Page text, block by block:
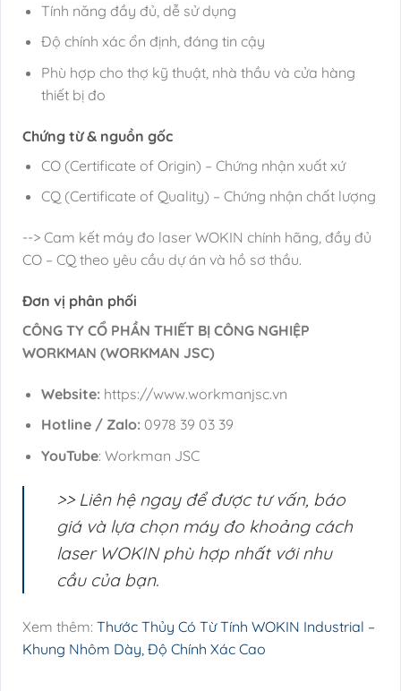
Tính năng đầy đủ, dễ sử dụng
Độ chính xác ổn định, đáng tin cậy
Phù hợp cho thợ kỹ thuật, nhà thầu và cửa hàng
thiết bị đo
Chứng từ & nguồn gốc
CO (Certificate of Origin) – Chứng nhận xuất xứ
CQ (Certificate of Quality) – Chứng nhận chất lượng
--> Cam kết máy đo laser WOKIN chính hãng, đầy đủ
CO – CQ theo yêu cầu dự án và hồ sơ thầu.
Đơn vị phân phối
CÔNG TY CỔ PHẦN THIẾT BỊ CÔNG NGHIỆP
WORKMAN (WORKMAN JSC)
Website:https://www.workmanjsc.vn
Hotline / Zalo:0978 39 03 39
YouTube: Workman JSC
>> Liên hệ ngay để được tư vấn, báo
giá và lựa chọn máy đo khoảng cách
laser WOKIN phù hợp nhất với nhu
cầu của bạn.
Xem thêm: Thước Thủy Có Từ Tính WOKIN Industrial –
Khung Nhôm Dày, Độ Chính Xác Cao